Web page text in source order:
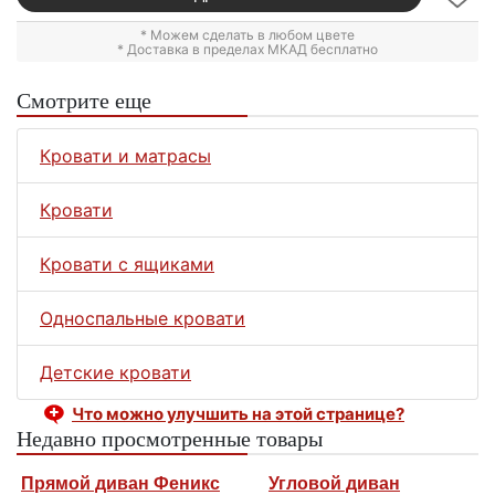
* Можем сделать в любом цвете
* Доставка в пределах МКАД бесплатно
Смотрите еще
Кровати и матрасы
Кровати
Кровати с ящиками
Односпальные кровати
Детские кровати
Что можно улучшить на этой странице?
Недавно просмотренные товары
Прямой диван Феникс Угловой диван